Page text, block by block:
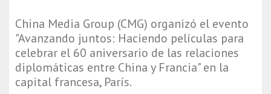
China Media Group (CMG) organizó el evento
"Avanzando juntos: Haciendo películas para
celebrar el 60 aniversario de las relaciones
diplomáticas entre China y Francia" en la
capital francesa, París.